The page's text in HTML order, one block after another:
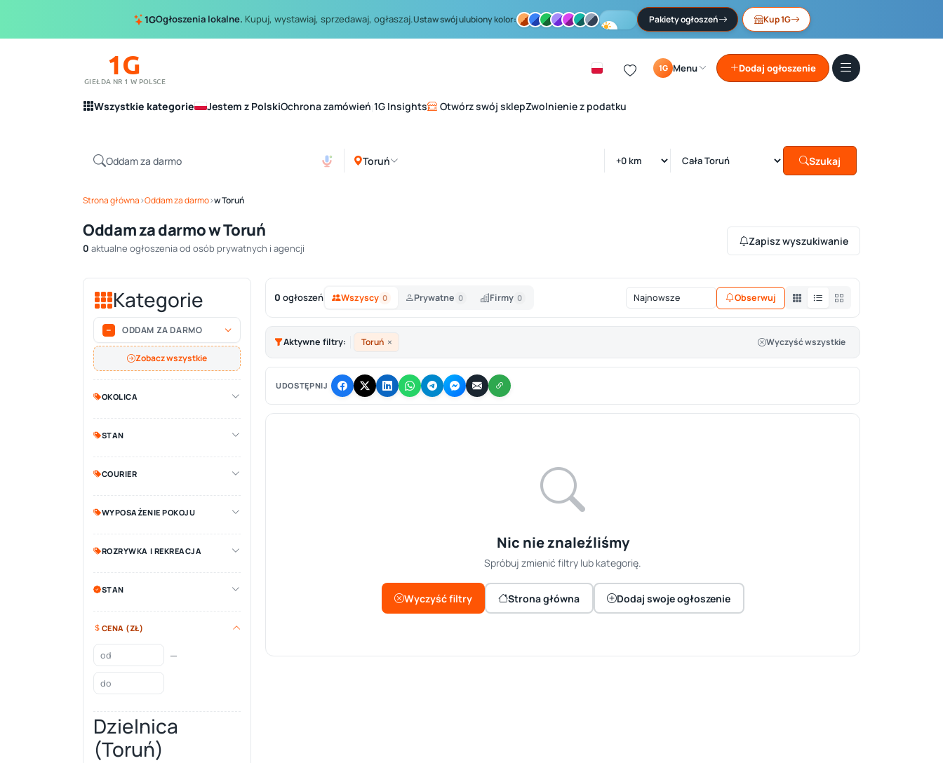
1GOgłoszenia lokalne. Kupuj, wystawiaj, sprzedawaj, ogłaszaj.Ustaw swój ulubiony kolor: Pakiety ogłoszeń Kup 1G
1G
GIEŁDA NR 1 W POLSCE
1G Menu Dodaj ogłoszenie
Wszystkie kategorie Jestem z PolskiOchrona zamówień 1G Insights Otwórz swój sklepZwolnienie z podatku
Toruń Szukaj
Strona główna›Oddam za darmo›w Toruń
Oddam za darmo w Toruń
0 aktualne ogłoszenia od osób prywatnych i agencji
Zapisz wyszukiwanie
Kategorie
ODDAM ZA DARMO
Zobacz wszystkie
OKOLICA
STAN
COURIER
WYPOSAŻENIE POKOJU
ROZRYWKA I REKREACJA
STAN
CENA (ZŁ)
—
Dzielnica
(Toruń)
0 ogłoszeń Wszyscy 0 Prywatne 0 Firmy 0 Obserwuj
Aktywne filtry: Toruń × Wyczyść wszystkie
UDOSTĘPNIJ
Nic nie znaleźliśmy
Spróbuj zmienić filtry lub kategorię.
Wyczyść filtry Strona główna Dodaj swoje ogłoszenie